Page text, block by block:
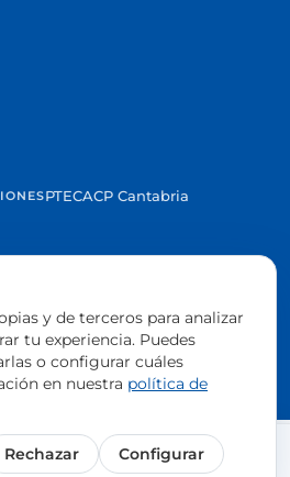
PTECACP Cantabria
PrivacidadCookies
demo gratis
y de terceros para analizar
tu experiencia. Puedes
o configurar cuáles
en nuestra política de
Rechazar Configurar